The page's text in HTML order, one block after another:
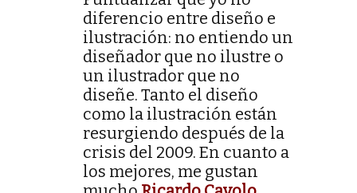
diferencio entre diseño e
ilustración: no entiendo un
diseñador que no ilustre o
un ilustrador que no
diseñe. Tanto el diseño
como la ilustración están
resurgiendo después de la
crisis del 2009. En cuanto a
los mejores, me gustan